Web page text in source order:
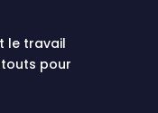
le travail
pour